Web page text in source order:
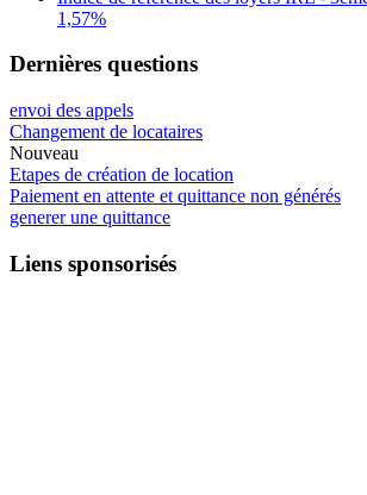
1,57%
Dernières questions
envoi des appels
Changement de locataires
Nouveau
Etapes de création de location
Paiement en attente et quittance non générés
generer une quittance
Liens sponsorisés